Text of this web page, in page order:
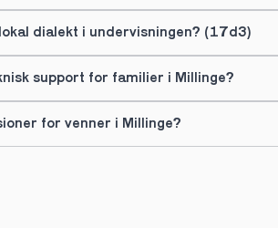
dialekt i undervisningen? (17d3)
support for familier i Millinge?
for venner i Millinge?